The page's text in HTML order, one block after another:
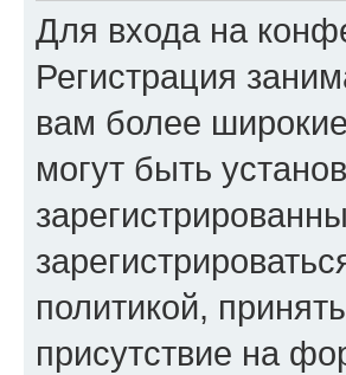
Для входа на
Регистрация
вам более
могут быть
политикой,
присутствие на